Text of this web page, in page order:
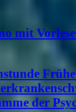
mit
der